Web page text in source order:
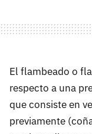
El flambeado o
respecto a una
que consiste en
previamente